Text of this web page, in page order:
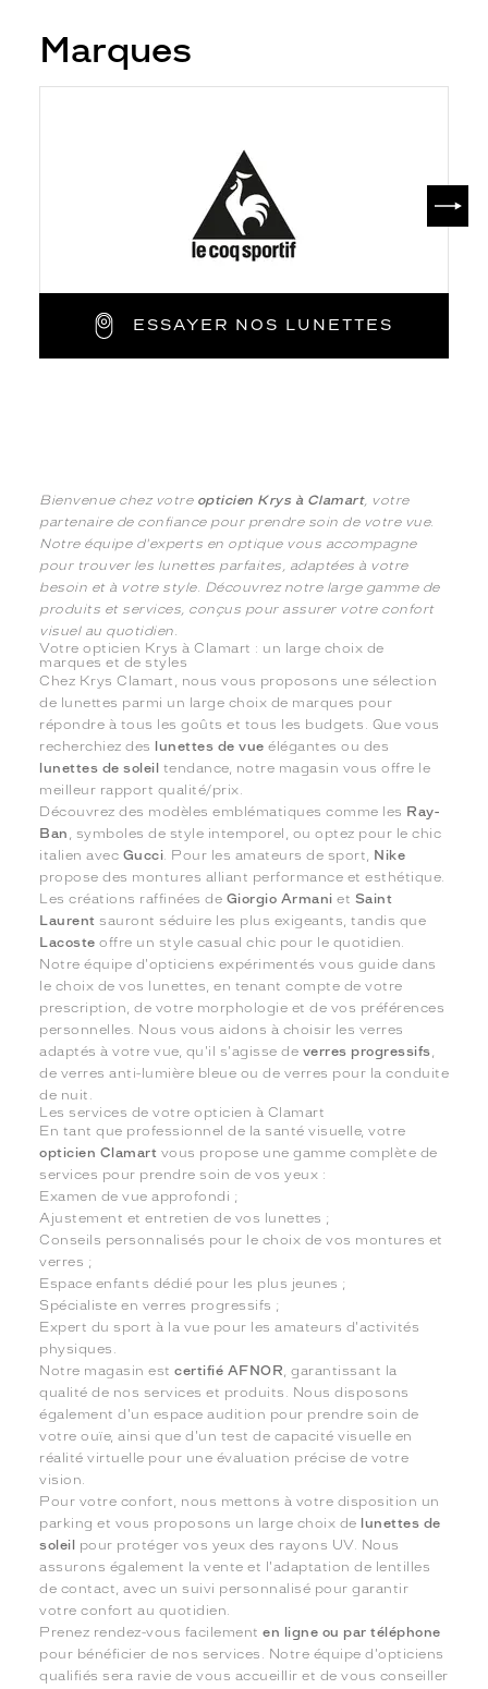
Marques
ESSAYER NOS LUNETTES
Bienvenue chez votre opticien Krys à Clamart, votre
partenaire de confiance pour prendre soin de votre vue.
Notre équipe d'experts en optique vous accompagne
pour trouver les lunettes parfaites, adaptées à votre
besoin et à votre style. Découvrez notre large gamme de
produits et services, conçus pour assurer votre confort
visuel au quotidien.
Votre opticien Krys à Clamart : un large choix de
marques et de styles
Chez Krys Clamart, nous vous proposons une sélection
de lunettes parmi un large choix de marques pour
répondre à tous les goûts et tous les budgets. Que vous
recherchiez des lunettes de vue élégantes ou des
lunettes de soleil tendance, notre magasin vous offre le
meilleur rapport qualité/prix.
Découvrez des modèles emblématiques comme les Ray-
Ban
, symboles de style intemporel, ou optez pour le chic
italien avec Gucci . Pour les amateurs de sport, Nike
propose des montures alliant performance et esthétique.
Les créations raffinées de Giorgio Armani et Saint
Laurent sauront séduire les plus exigeants, tandis que
Lacoste offre un style casual chic pour le quotidien.
Notre équipe d'opticiens expérimentés vous guide dans
le choix de vos lunettes, en tenant compte de votre
prescription, de votre morphologie et de vos préférences
personnelles. Nous vous aidons à choisir les verres
adaptés à votre vue, qu'il s'agisse de verres progressifs
de verres anti-lumière bleue ou de verres pour la conduite
de nuit.
Les services de votre opticien à Clamart
En tant que professionnel de la santé visuelle, votre
opticien Clamart vous propose une gamme complète de
services pour prendre soin de vos yeux :
Examen de vue approfondi ;
Ajustement et entretien de vos lunettes ;
Conseils personnalisés pour le choix de vos montures et
verres ;
Espace enfants dédié pour les plus jeunes ;
Spécialiste en verres progressifs ;
Expert du sport à la vue pour les amateurs d'activités
physiques.
Notre magasin estcertifié AFNOR , garantissant la
qualité de nos services et produits. Nous disposons
également d'un espace audition pour prendre soin de
votre ouïe, ainsi que d'un test de capacité visuelle en
réalité virtuelle pour une évaluation précise de votre
vision.
Pour votre confort, nous mettons à votre disposition un
parking et vous proposons un large choix de lunettes de
soleil pour protéger vos yeux des rayons UV. Nous
assurons également la vente et l'adaptation de lentilles
de contact, avec un suivi personnalisé pour garantir
votre confort au quotidien.
Prenez rendez-vous facilementen ligne ou par téléphone
pour bénéficier de nos services. Notre équipe d'opticiens
qualifiés sera ravie de vous accueillir et de vous conseiller